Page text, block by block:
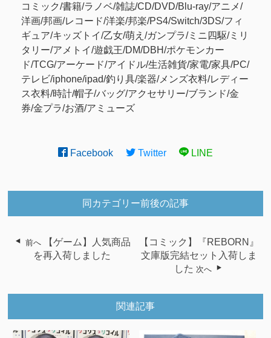
コミック/書籍/ラノベ/雑誌/CD/DVD/Blu-ray/アニメ/
洋画/邦画/レコード/洋楽/邦楽/PS4/Switch/3DS/フィ
ギュア/キッズトイ/乙女/萌え/ガンプラ/ミニ四駆/ミリ
タリー/アメトイ/遊戯王/DM/DBH/ポケモンカー
ド/TCG/アーケード/アイドル/生活雑貨/家電/家具/PC/
テレビ/iphone/ipad/釣り具/楽器/メンズ衣料/レディー
ス衣料/時計/帽子/バッグ/アクセサリー/ブランド/金
券/金プラ/お酒/アミューズ
Facebook Twitter LINE
同カテゴリー前後の記事
前へ
【ゲーム】人気商品
を再入荷しました
【コミック】『REBORN』
文庫版完結セット入荷しま
した 次へ
関連記事